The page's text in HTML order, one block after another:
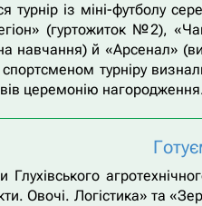
із міні-футболу
(гуртожиток №2),
навчання) й «Арсенал»
турніру
церемонію
Овочі. Логістика» та